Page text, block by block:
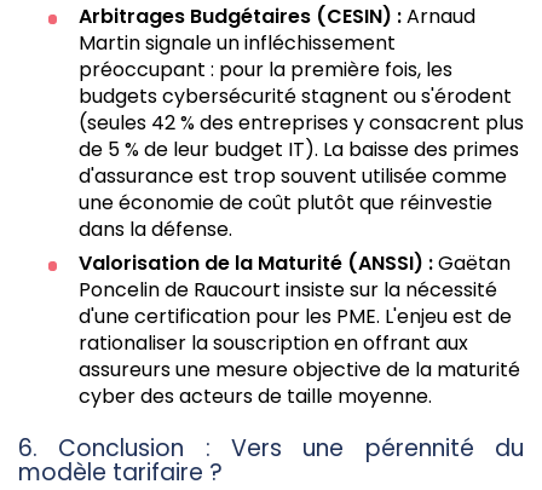
Arbitrages Budgétaires (CESIN) :Arnaud
Martin signale un infléchissement
préoccupant : pour la première fois, les
budgets cybersécurité stagnent ou s'érodent
(seules 42 % des entreprises y consacrent plus
de 5 % de leur budget IT). La baisse des primes
d'assurance est trop souvent utilisée comme
une économie de coût plutôt que réinvestie
dans la défense.
Valorisation de la Maturité (ANSSI) :Gaëtan
Poncelin de Raucourt insiste sur la nécessité
d'une certification pour les PME. L'enjeu est de
rationaliser la souscription en offrant aux
assureurs une mesure objective de la maturité
cyber des acteurs de taille moyenne.
6. Conclusion : Vers une pérennité du
modèle tarifaire ?